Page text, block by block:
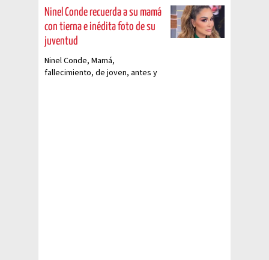
Ninel Conde recuerda a su mamá
con tierna e inédita foto de su
juventud
Ninel Conde, Mamá,
fallecimiento, de joven, antes y